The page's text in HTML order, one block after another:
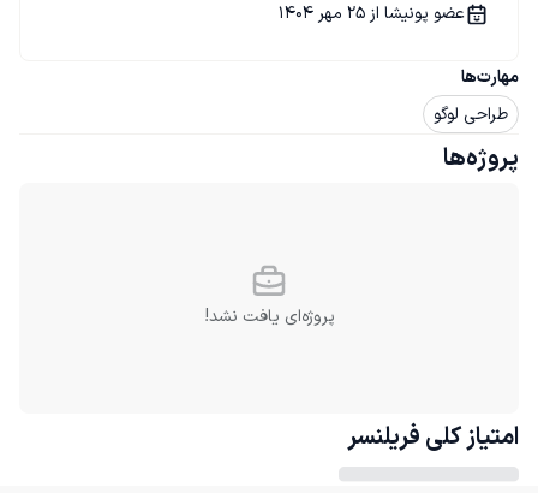
مهارت‌ها
طراحی لوگو
عضو پونیشا از 25 مهر 1404
پروژه‌ها
پروژه‌ای یافت نشد!
امتیاز کلی فریلنسر